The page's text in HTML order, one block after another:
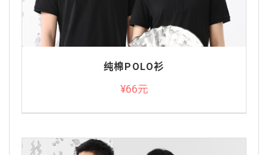
纯棉POLO衫
¥66元